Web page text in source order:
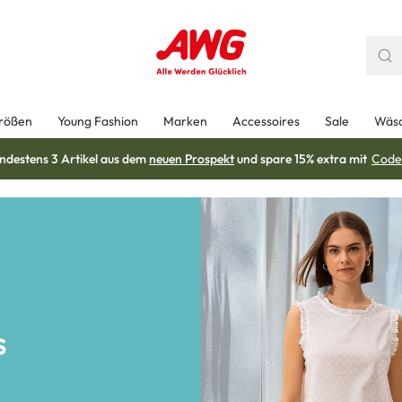
Young Fashion Marken Accessoires Sale
3 Artikel aus demneuen Prospektund spare 15% extra mit